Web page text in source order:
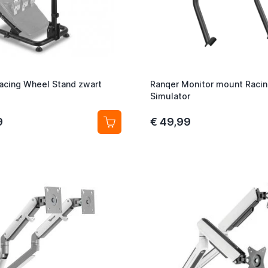
Wheel Stand zwart
Ranqer Monitor mount
Simulator
€ 49,99